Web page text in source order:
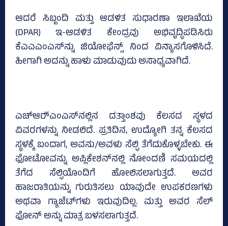
ಆದರೆ ಸಿಬ್ಬಂದಿ ಮತ್ತು ಆಡಳಿತ ಸುಧಾರಣಾ ಇಲಾಖೆಯ
(DPAR) ಇ-ಆಡಳಿತ ಕೇಂದ್ರವು ಅಭಿವೃದ್ಧಿಪಡಿಸಿರು
ಕೆಎಎಎಂಎಸ್‌ನ್ನು ಜಿಯೋಫೆನ್ಸ್ ನಿಂದ ವಿನ್ಯಾಸಗೊಳಿಸಿದೆ.
ಹೀಗಾಗಿ ಅದನ್ನು ಹಾಳು ಮಾಡುವುದು ಅಸಾಧ್ಯವಾಗಿದೆ.
ಎಚ್‌ಆರ್‍‌ಎಂಎಸ್‌ನಲ್ಲಿನ ದತ್ತಾಂಶವು ಕೆಲಸದ ಸ್ಥಳದ
ವಿವರಗಳನ್ನು ನೀಡಲಿದೆ. ಪ್ರತಿದಿನ, ಉದ್ಯೋಗಿ ತನ್ನ ಕೆಲಸದ
ಸ್ಥಳಕ್ಕೆ ಬಂದಾಗ, ಅವನು/ಅವಳು ಸೆಲ್ಫಿ ತೆಗೆದುಕೊಳ್ಳಬೇಕು. ಈ
ಫೋಟೋವನ್ನು ಅಪ್ಲಿಕೇಶನ್‌ನಲ್ಲಿ ನೋಂದಣಿ ಸಮಯದಲ್ಲಿ
ತೆಗೆದ ಸೆಲ್ಫಿಯೊಂದಿಗೆ ಹೋಲಿಸಲಾಗುತ್ತದೆ. ಅವರ
ಹಾಜರಾತಿಯನ್ನು ಗುರುತಿಸಲು ಯಾವುದೇ ಉಪಕರಣಗಳು
ಅಥವಾ ಗ್ಯಾಜೆಟ್‌ಗಳು ಇರುವುದಿಲ್ಲ. ಮತ್ತು ಅವರ ಸೆಲ್
ಫೋನ್ ಅನ್ನು ಮಾತ್ರ ಬಳಸಲಾಗುತ್ತದೆ.